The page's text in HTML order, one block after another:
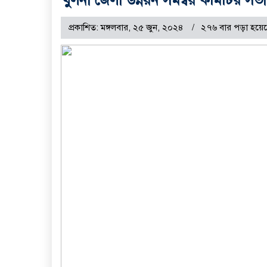
প্রকাশিত: মঙ্গলবার, ২৫ জুন, ২০২৪ ২৭৬ বার পড়া